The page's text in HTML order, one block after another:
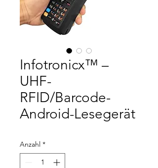
Infotronicx™ –
UHF-
RFID/Barcode-
Android-Lesegerät
Anzahl *